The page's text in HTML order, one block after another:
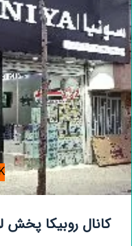
کانال روبیکا پخش